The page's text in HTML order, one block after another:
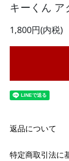
キーくん
1,800円(内税)
返品について
特定商取引法に